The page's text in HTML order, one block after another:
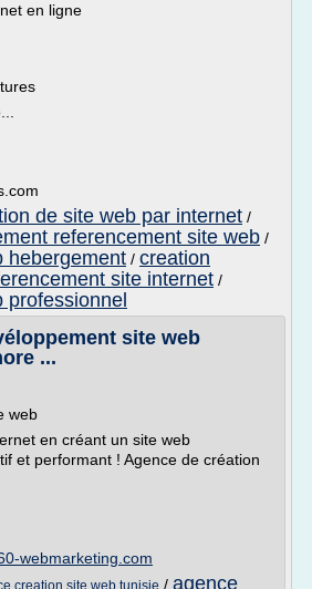
en ligne
de site web par internet /
referencement site web /
hebergement / creation
site internet /
professionnel
site web
...
web
en créant un site web
et performant ! Agence de création
webmarketing.com
creation site web tunisie / agence